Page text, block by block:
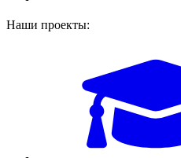
Наши проекты: